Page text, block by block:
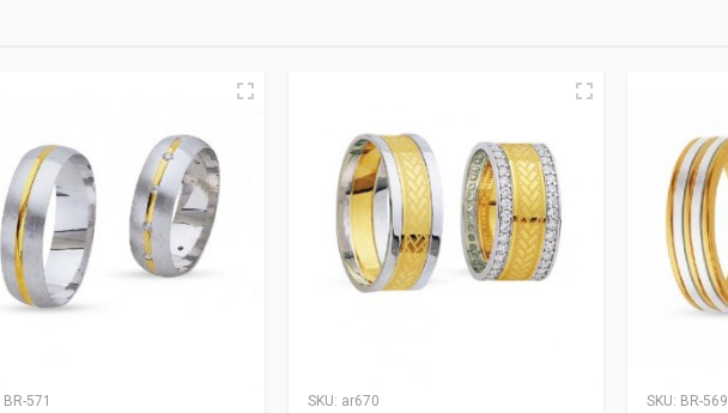
BR-571 SKU: ar670 SKU: BR-569